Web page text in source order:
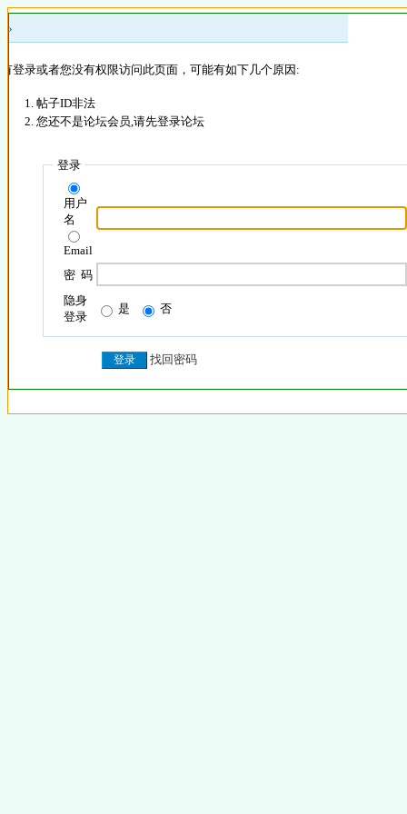
»
登录或者您没有权限访问此页面，可能有如下几个原因:
帖子ID非法
您还不是论坛会员,请先登录论坛
登录
用户
名
Email
密 码
隐身
登录
是 否
找回密码